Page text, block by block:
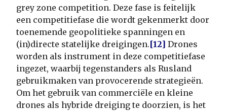
grey zone competition. Deze fase is feitelijk
een competitiefase die wordt gekenmerkt door
toenemende geopolitieke spanningen en
(in)directe statelijke dreigingen.[12] Drones
worden als instrument in deze competitiefase
ingezet, waarbij tegenstanders als Rusland
gebruikmaken van provocerende strategieën.
Om het gebruik van commerciële en kleine
drones als hybride dreiging te doorzien, is het